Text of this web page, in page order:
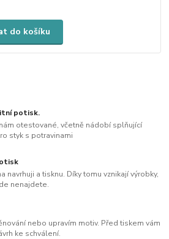
do košíku
potisk.
otestované, včetně nádobí splňující
styk s potravinami
navrhuji a tisknu. Díky tomu vznikají výrobky,
nenajdete.
nebo upravím motiv. Před tiskem vám
ke schválení.